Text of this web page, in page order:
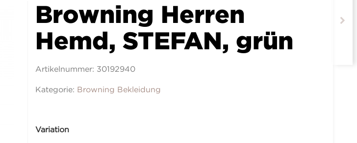
Browning Herren
Hemd, STEFAN, grün
Artikelnummer: 30192940
Kategorie: Browning Bekleidung
Variation